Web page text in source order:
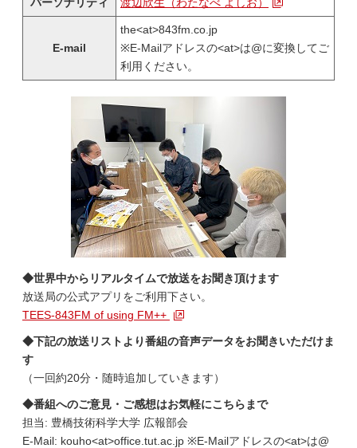
E-mail
the<at>843fm.co.jp
※E-Mailアドレスの<at>は@に変換してご
利用ください。
◆世界中からリアルタイムで放送をお聞き頂けます
放送局の公式アプリをご利用下さい。
TEES-843FM of using FM++
◆下記の放送リストより番組の音声データをお聞きいただけま
す
（一回約20分・随時追加していきます）
◆番組へのご意見・ご感想はお気軽にこちらまで
担当: 豊橋技術科学大学 広報部会
E-Mail: kouho<at>office.tut.ac.jp ※E-Mailアドレスの<at>は@